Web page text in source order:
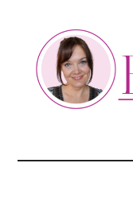
content
secondary